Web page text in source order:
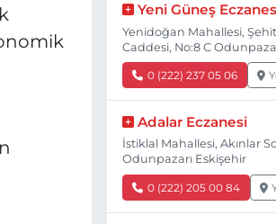
Yeni Güneş
Yenidoğan Mahallesi,
Caddesi, No:8 C
0 (222) 237 05 06
Adalar Eczanesi
İstiklal Mahallesi, Akınlar
Odunpazarı Eskişehir
0 (222) 205 00 84